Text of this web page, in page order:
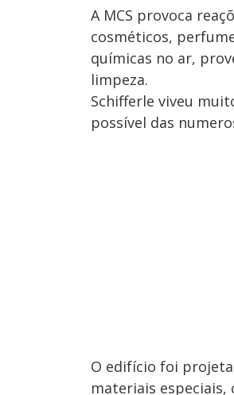
A MCS provoca
cosméticos,
químicas no ar,
limpeza.
Schifferle viveu
possível das
O edifício foi
materiais especiais,